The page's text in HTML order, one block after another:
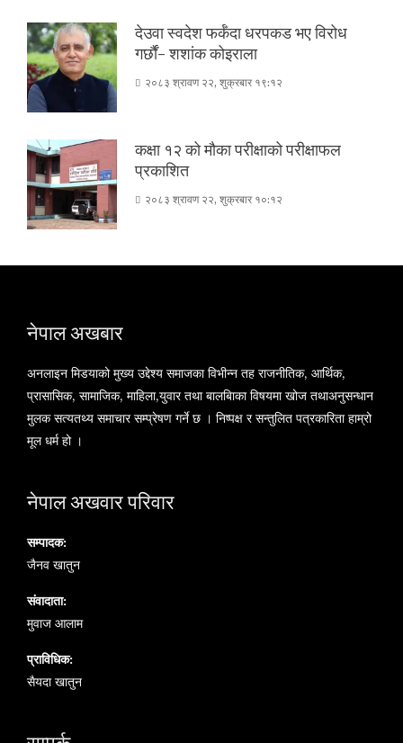
देउवा स्वदेश फर्कँदा धरपकड भए विरोध
गर्छौं- शशांक कोइराला
२०८३ श्रावण २२, शुक्रबार १९:१२
कक्षा १२ को मौका परीक्षाको परीक्षाफल
प्रकाशित
२०८३ श्रावण २२, शुक्रबार १०:१२
नेपाल अखबार
अनलाइन मिडयाको मुख्य उद्देश्य समाजका विभीन्न तह राजनीतिक, आर्थिक,
प्रासासिक, सामाजिक, माहिला,युवार तथा बालबािका विषयमा खोज तथाअनुसन्धान
मुलक सत्यतथ्य समाचार सम्प्रेषण गर्ने छ । निष्पक्ष र सन्तुलित पत्रकारिता हाम्रो
मूल धर्म हो ।
नेपाल अखवार परिवार
सम्पादक:
जैनव खातुन
संवादाता:
मुवाज आलाम
प्राविधिक:
सैयदा खातुन